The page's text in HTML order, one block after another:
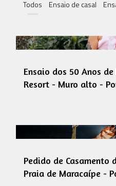
Todos Ensaio de casal
Ensaio dos 50 Anos
Resort - Muro alto -
Pedido de Casamento
Praia de Maracaípe -